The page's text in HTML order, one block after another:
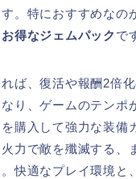
。特におすすめなの
得なジェムパック で
ば、復活や報酬2倍
り、ゲームのテンポ
購入して強力な装備
力で敵を殲滅する、
快適なプレイ環境と